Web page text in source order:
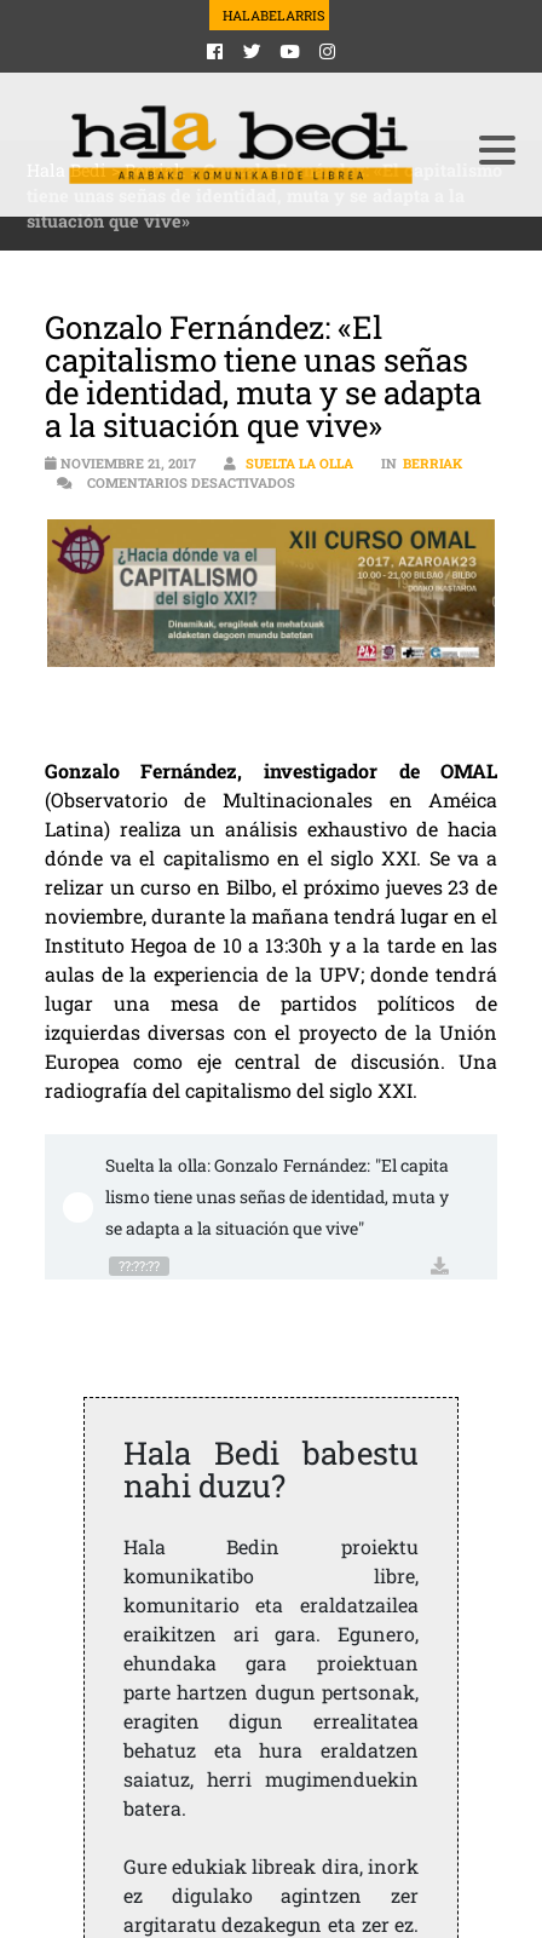
HALABELARRIS
Hala Bedi>Berriak>Gonzalo Fernández: «El capitalismo
situación que vive»
Gonzalo Fernández: «El
capitalismo tiene unas señas
de identidad, muta y se adapta
a la situación que vive»
NOVIEMBRE 21, 2017 SUELTA LA OLLA IN BERRIAK
COMENTARIOS DESACTIVADOSEN GONZALO FERNÁNDEZ: «EL
Gonzalo Fernández, investigador de OMAL
(Observatorio de Multinacionales en Améica
Latina) realiza un análisis exhaustivo de hacia
dónde va el capitalismo en el siglo XXI. Se va a
relizar un curso en Bilbo, el próximo jueves 23 de
noviembre, durante la mañana tendrá lugar en el
Instituto Hegoa de 10 a 13:30h y a la tarde en las
aulas de la experiencia de la UPV; donde tendrá
lugar una mesa de partidos políticos de
izquierdas diversas con el proyecto de la Unión
Europea como eje central de discusión. Una
radiografía del capitalismo del siglo XXI.
Suelta la olla: Gonzalo Fernández: "El capita
lismo tiene unas señas de identidad, muta y
se adapta a la situación que vive"
??:??:??
Hala Bedi babestu
nahi duzu?
Hala Bedin proiektu
komunikatibo libre,
komunitario eta eraldatzailea
eraikitzen ari gara. Egunero,
ehundaka gara proiektuan
parte hartzen dugun pertsonak,
eragiten digun errealitatea
behatuz eta hura eraldatzen
saiatuz, herri mugimenduekin
batera.
Gure edukiak libreak dira, inork
ez digulako agintzen zer
argitaratu dezakegun eta zer ez.